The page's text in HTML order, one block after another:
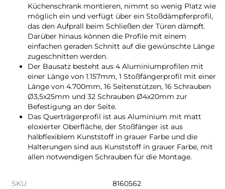
Küchenschrank montieren, nimmt so wenig Platz wie
möglich ein und verfügt über ein Stoßdämpferprofil,
das den Aufprall beim Schließen der Türen dämpft.
Darüber hinaus können die Profile mit einem
einfachen geraden Schnitt auf die gewünschte Länge
zugeschnitten werden.
Der Bausatz besteht aus 4 Aluminiumprofilen mit
einer Länge von 1.157mm, 1 Stoßfängerprofil mit einer
Länge von 4.700mm, 16 Seitenstützen, 16 Schrauben
Ø3,5x25mm und 32 Schrauben Ø4x20mm zur
Befestigung an der Seite.
Das Querträgerprofil ist aus Aluminium mit matt
eloxierter Oberfläche, der Stoßfänger ist aus
halbflexiblem Kunststoff in grauer Farbe und die
Halterungen sind aus Kunststoff in grauer Farbe, mit
allen notwendigen Schrauben für die Montage.
SKU 8160562